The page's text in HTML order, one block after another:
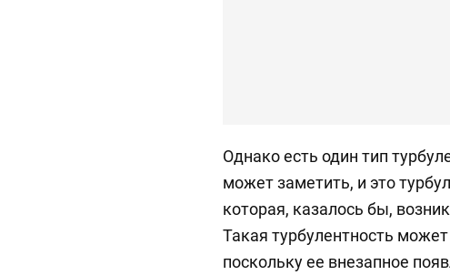
Однако есть один тип
может заметить, и это
которая, казалось бы,
Такая турбулентность
поскольку ее внезапное